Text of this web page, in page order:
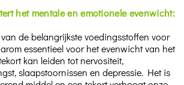
het mentale en emotionele evenwicht:
de belangrijkste voedingsstoffen voor
essentieel voor het evenwicht van het
kan leiden tot nervositeit,
slaapstoornissen en depressie. Het is